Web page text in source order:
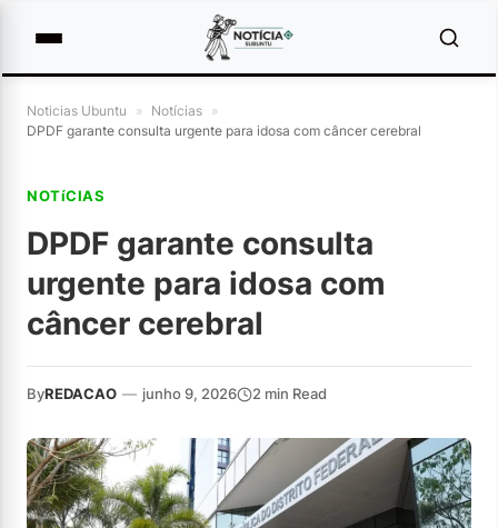
Noticias Ubuntu » Notícias »
DPDF garante consulta urgente para idosa com câncer cerebral
NOTíCIAS
DPDF garante consulta
urgente para idosa com
câncer cerebral
ByREDACAO — junho 9, 2026 2 min Read